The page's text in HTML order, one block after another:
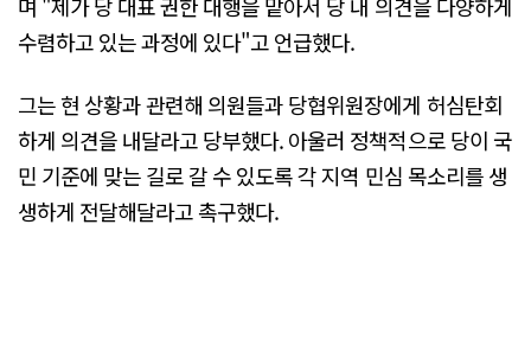
수렴하고 있는 과정에 있다"고 언급했다.
그는 현 상황과 관련해 의원들과 당협위원장에게 허심탄회
하게 의견을 내달라고 당부했다. 아울러 정책적으로 당이 국
민 기준에 맞는 길로 갈 수 있도록 각 지역 민심 목소리를 생
생하게 전달해달라고 촉구했다.